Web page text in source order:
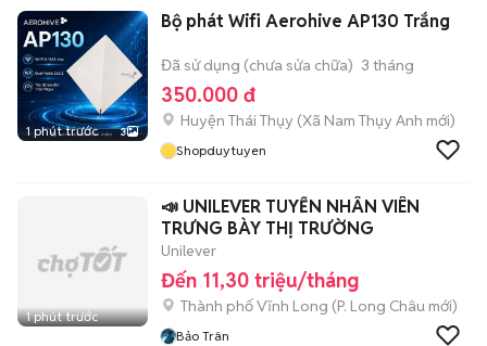
1 phút trước 3
Bộ phát Wifi Aerohive AP130 Trắng
Đã sử dụng (chưa sửa chữa) 3 tháng
350.000 đ
Huyện Thái Thụy (Xã Nam Thụy Anh mới)
Shopduytuyen
1 phút trước
📣 UNILEVER TUYỂN NHÂN VIÊN
TRƯNG BÀY THỊ TRƯỜNG
Unilever
Đến 11,30 triệu/tháng
Thành phố Vĩnh Long (P. Long Châu mới)
Bảo Trân